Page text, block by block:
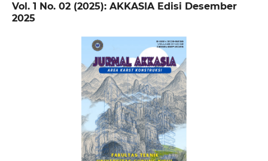
Vol. 1 No. 02 (2025): AKKASIA Edisi Desember
2025